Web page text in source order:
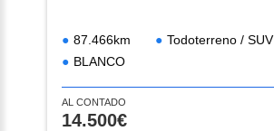
87.466km Todoterreno / SUV
BLANCO
AL CONTADO
14.500€